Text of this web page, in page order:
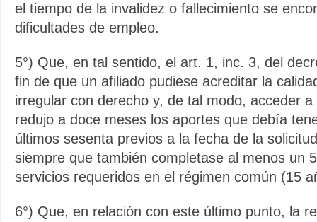
el tiempo de la invalidez o fallecimiento se
dificultades de empleo.
5°) Que, en tal sentido, el art. 1, inc. 3, del
fin de que un afiliado pudiese acreditar la
irregular con derecho y, de tal modo, acceder
redujo a doce meses los aportes que debía
últimos sesenta previos a la fecha de la
siempre que también completase al menos un
servicios requeridos en el régimen común (15
6°) Que, en relación con este último punto, la